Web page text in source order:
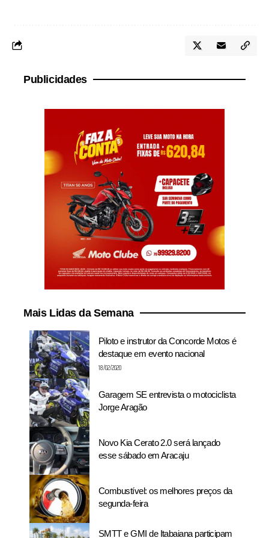
Publicidades
Mais Lidas da Semana
Piloto e instrutor da Concorde Motos é
destaque em evento nacional
18/02/2020
Garagem SE entrevista o motociclista
Jorge Aragão
Novo Kia Cerato 2.0 será lançado
esse sábado em Aracaju
Combustível: os melhores preços da
segunda-feira
SMTT e GMI de Itabaiana participam